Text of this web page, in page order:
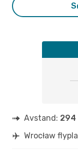
Avstand: 294
Wrocław